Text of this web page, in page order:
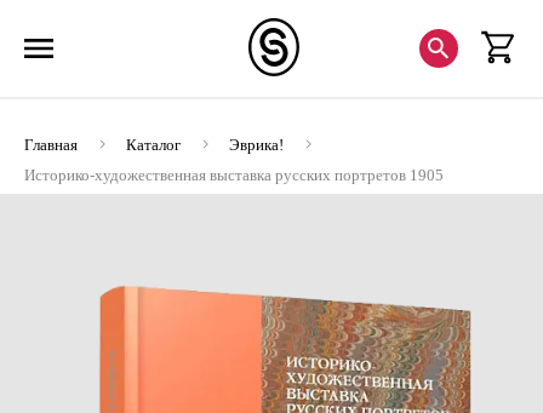
Главная Каталог
Эврика!
Историко-художественная выставка русских портретов 1905
год. Каталог-реконструкция. Вып VI (ЭВРИКА!)